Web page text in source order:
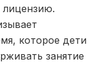
лицензию.
которое дети
занятие